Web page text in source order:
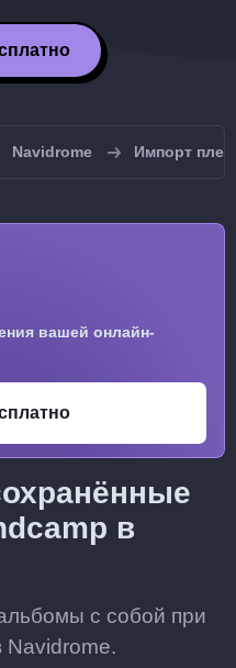
Navidrome Импорт
вашей онлайн-
в
с собой при
Navidrome.